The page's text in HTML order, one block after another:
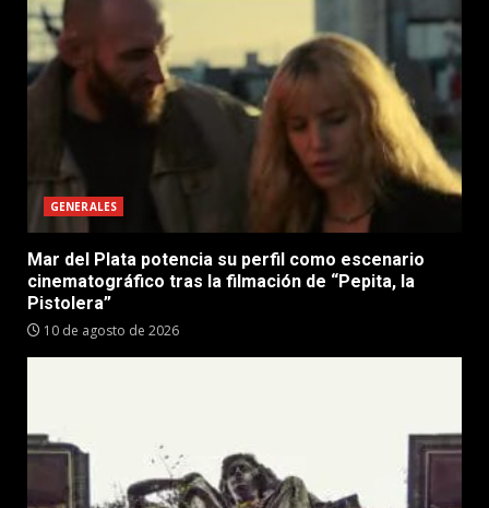
GENERALES
Mar del Plata potencia su perfil como escenario
cinematográfico tras la filmación de “Pepita, la
Pistolera”
10 de agosto de 2026